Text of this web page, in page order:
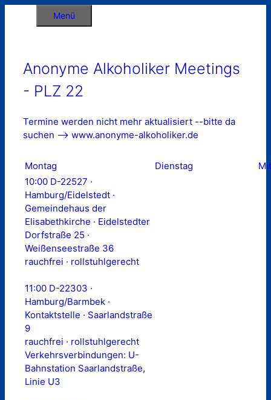
Menü
Anonyme Alkoholiker Meetings
- PLZ 22
Termine werden nicht mehr aktualisiert --bitte da
suchen --> www.anonyme-alkoholiker.de
Montag Dienstag
10:00 D-22527 ·
Hamburg/Eidelstedt ·
Gemeindehaus der
Elisabethkirche · Eidelstedter
Dorfstraße 25 ·
Weißenseestraße 36
rauchfrei · rollstuhlgerecht
11:00 D-22303 ·
Hamburg/Barmbek ·
Kontaktstelle · Saarlandstraße
9
rauchfrei · rollstuhlgerecht
Verkehrsverbindungen: U-
Bahnstation Saarlandstraße,
Linie U3